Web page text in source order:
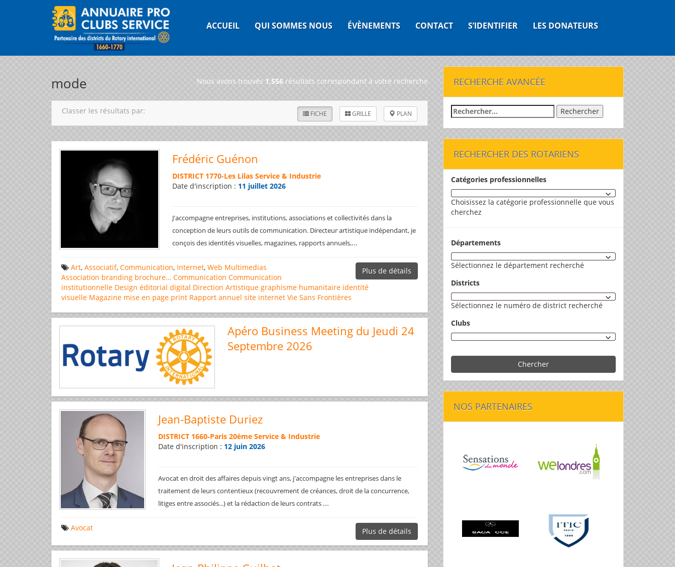
ACCUEIL QUI SOMMES NOUS ÉVÈNEMENTS CONTACT S’IDENTIFIER LES DONATEURS
mode Nous avons trouvés 1,556 résultats correspondant à votre recherche
FICHE GRILLE PLAN
Classer les résultats par:
Frédéric Guénon
DISTRICT 1770-Les Lilas Service & Industrie
Date d'inscription : 11 juillet 2026
J'accompagne entreprises, institutions, associations et collectivités dans la
conception de leurs outils de communication. Directeur artistique indépendant, je
conçois des identités visuelles, magazines, rapports annuels,...
Plus de détails
Art, Associatif, Communication, Internet, Web Multimedias
Association branding brochure… Communication Communication
institutionnelle Design éditorial digital Direction Artistique graphisme humanitaire identité
visuelle Magazine mise en page print Rapport annuel site internet Vie Sans Frontières
Apéro Business Meeting du Jeudi 24
Septembre 2026
Jean-Baptiste Duriez
DISTRICT 1660-Paris 20ème Service & Industrie
Date d'inscription : 12 juin 2026
Avocat en droit des affaires depuis vingt ans, j'accompagne les entreprises dans le
traitement de leurs contentieux (recouvrement de créances, droit de la concurrence,
litiges entre associés...) et la rédaction de leurs contrats ...
Plus de détails
Avocat
RECHERCHE AVANCÉE
Rechercher :
RECHERCHER DES ROTARIENS
Catégories professionnelles
Choisissez la catégorie professionnelle que vous
cherchez
Départements
Sélectionnez le département recherché
Districts
Sélectionnez le numéro de district recherché
Clubs
Chercher
NOS PARTENAIRES